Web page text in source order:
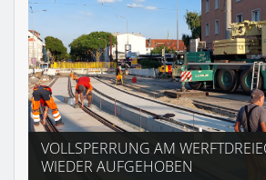
VOLLSPERRUNG AM
WIEDER AUFGEHOBEN